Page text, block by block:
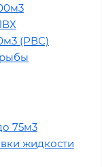
(РВС)
75м3
жидкости